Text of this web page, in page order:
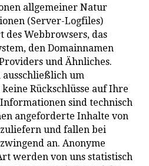
allgemeiner Natur
(Server-Logfiles)
Webbrowsers, das
den Domainnamen
und Ähnliches.
um
Rückschlüsse auf Ihre
Informationen sind technisch
angeforderte Inhalte von
und fallen bei
an. Anonyme
werden von uns statistisch